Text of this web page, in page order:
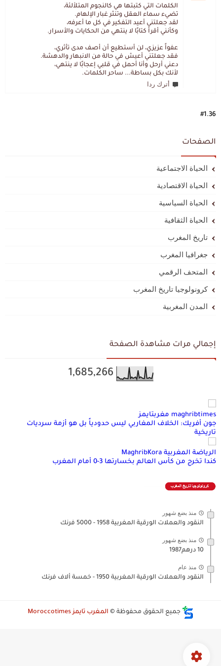
الكلمات التي كتبتها هي كالنجوم المتلألئة،
تضيء سماء العقل وتنثر غبار الإلهام.
لقد جعلتني أعيد التفكير في كل ما أعرفه،
وكأنني أقرأ كتابًا لا ينتهي من الحكايات والأسرار.
عفواً عزيزي، لن أستطيع أن أصف مدى تأثري،
فقد جعلتني أعيش في حالة من الانبهار والدهشة.
دعني أرحل وأنا أحمل في قلبي إعجابًا لا ينتهي،
لأنك بكل بساطة... ساحر الكلمات.
أترك ردا
#1.36
الصفحات
الحياة الاجتماعية
الحياة الاقتصادية
الحياة السياسية
الحياة الثقافية
تاريخ المغرب
جغرافيا المغرب
المتحف الرقمي
كرونولوجيا تاريخ المغرب
المدن المغربية
إجمالي مرات مشاهدة الصفحة
1,685,266
maghribtimes مغربتايمز
جون أفريك: الخلاف المغاربي ليس حدودياً بل هو أزمة سرديات
تاريخية
الرياضة المغربية MaghribKora
كندا تخرج من كأس العالم بخسارتها 3-0 أمام المغرب
منذ بضع شهور
النقود والعملات الورقية المغربية 1958 - 5000 فرنك
منذ بضع شهور
10 درهم1987
منذ عام
النقود والعملات الورقية المغربية 1950 - خمسة ألاف فرنك
جميع الحقوق محفوظة © المغرب تايمز Moroccotimes